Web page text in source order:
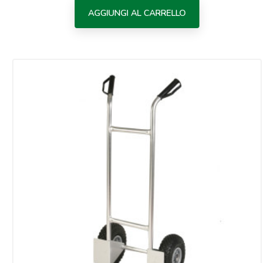
AGGIUNGI AL CARRELLO